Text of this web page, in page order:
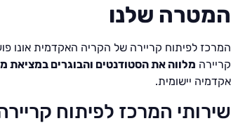
המטרה שלנו
המרכז לפיתוח קריירה של הקריה האקדמית אונו
קריירה מלווה את הסטודנטים והבוגרים במציאת
אקדמיה יישומית.
שירותי המרכז לפיתוח